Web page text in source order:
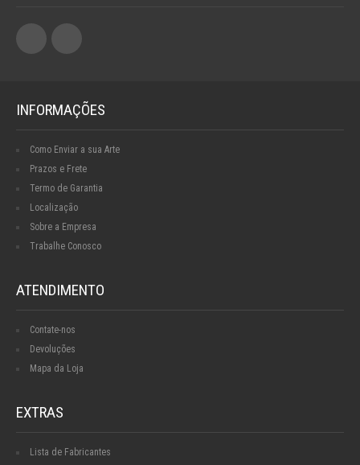
INFORMAÇÕES
Como Enviar a sua Arte
Prazos e Frete
Termo de Garantia
Localização
Sobre a Empresa
Trabalhe Conosco
ATENDIMENTO
Contate-nos
Devoluções
Mapa da Loja
EXTRAS
Lista de Fabricantes